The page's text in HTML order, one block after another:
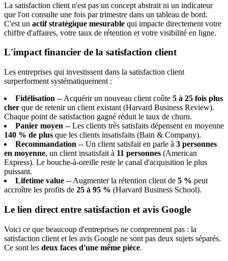
La satisfaction client n'est pas un concept abstrait ni un indicateur
que l'on consulte une fois par trimestre dans un tableau de bord.
C'est un actif stratégique mesurable qui impacte directement votre
chiffre d'affaires, votre taux de rétention et votre visibilité en ligne.
L'impact financier de la satisfaction client
Les entreprises qui investissent dans la satisfaction client
surperforment systématiquement :
Fidélisation -- Acquérir un nouveau client coûte 5 à 25 fois plus
cher que de retenir un client existant (Harvard Business Review).
Chaque point de satisfaction gagné réduit le taux de churn.
Panier moyen -- Les clients très satisfaits dépensent en moyenne
140 % de plus que les clients insatisfaits (Bain & Company).
Recommandation -- Un client satisfait en parle à 3 personnes
en moyenne, un client insatisfait à 11 personnes (American
Express). Le bouche-à-oreille reste le canal d'acquisition le plus
puissant.
Lifetime value -- Augmenter la rétention client de 5 % peut
accroître les profits de 25 à 95 % (Harvard Business School).
Le lien direct entre satisfaction et avis Google
Voici ce que beaucoup d'entreprises ne comprennent pas : la
satisfaction client et les avis Google ne sont pas deux sujets séparés.
Ce sont les deux faces d'une même pièce.